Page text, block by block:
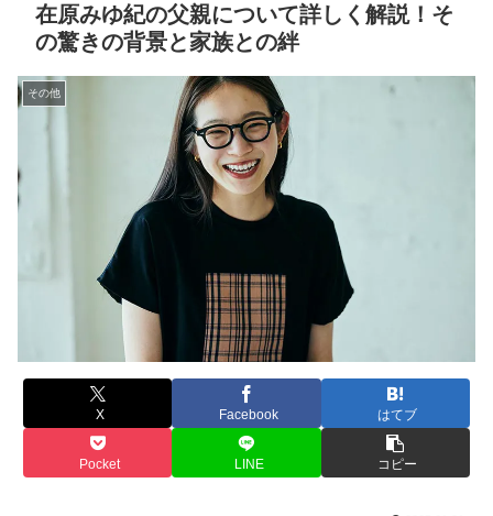
在原みゆ紀の父親について詳しく解説！そ
の驚きの背景と家族との絆
その他
X Facebook はてブ
Pocket LINE コピー